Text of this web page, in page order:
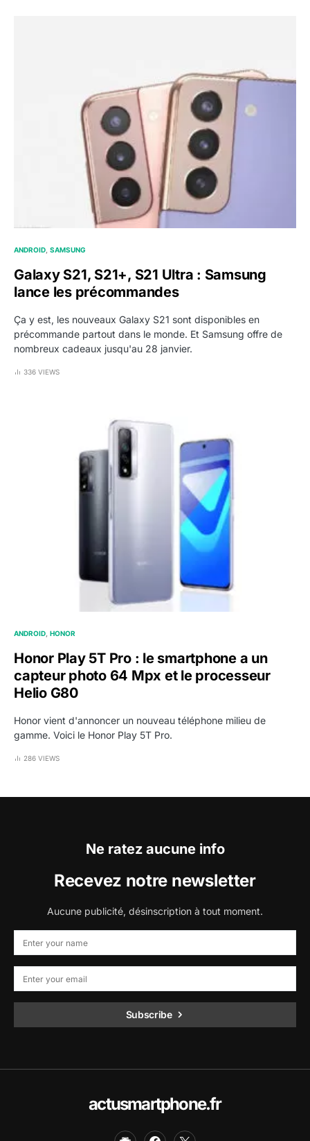
ANDROID SAMSUNG
Galaxy S21, S21+, S21 Ultra : Samsung
lance les précommandes
Ça y est, les nouveaux Galaxy S21 sont disponibles en
précommande partout dans le monde. Et Samsung offre de
nombreux cadeaux jusqu'au 28 janvier.
336 VIEWS
ANDROID HONOR
Honor Play 5T Pro : le smartphone a un
capteur photo 64 Mpx et le processeur
Helio G80
Honor vient d'annoncer un nouveau téléphone milieu de
gamme. Voici le Honor Play 5T Pro.
286 VIEWS
Ne ratez aucune info
Recevez notre newsletter
Aucune publicité, désinscription à tout moment.
Subscribe
actusmartphone.fr